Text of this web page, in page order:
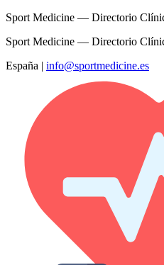
Sport Medicine — Directorio
Sport Medicine — Directorio
España | info@sportmedicine.es